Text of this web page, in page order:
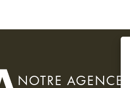
NOTRE AGENCE